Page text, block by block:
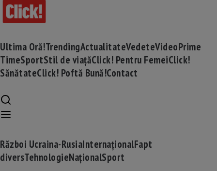
Ultima Oră!TrendingActualitateVedeteVideoPrime
TimeSportStil de viațăClick! Pentru FemeiClick!
SănătateClick! Poftă Bună!Contact
Război Ucraina-RusiaInternaționalFapt
diversTehnologieNaționalSport